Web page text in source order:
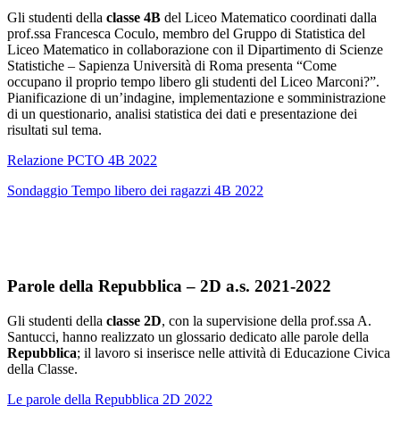
Gli studenti della classe 4B del Liceo Matematico coordinati dalla
prof.ssa Francesca Coculo, membro del Gruppo di Statistica del
Liceo Matematico in collaborazione con il Dipartimento di Scienze
Statistiche – Sapienza Università di Roma presenta “Come
occupano il proprio tempo libero gli studenti del Liceo Marconi?”.
Pianificazione di un’indagine, implementazione e somministrazione
di un questionario, analisi statistica dei dati e presentazione dei
risultati sul tema.
Relazione PCTO 4B 2022
Sondaggio Tempo libero dei ragazzi 4B 2022
Parole della Repubblica – 2D a.s. 2021-2022
Gli studenti della classe 2D, con la supervisione della prof.ssa A.
Santucci, hanno realizzato un glossario dedicato alle parole della
Repubblica; il lavoro si inserisce nelle attività di Educazione Civica
della Classe.
Le parole della Repubblica 2D 2022